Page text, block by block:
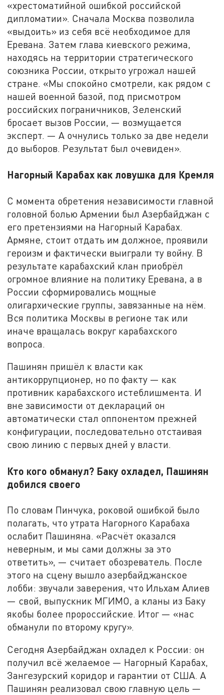
«хрестоматийной ошибкой российской
дипломатии». Сначала Москва позволила
«выдоить» из себя всё необходимое для
Еревана. Затем глава киевского режима,
находясь на территории стратегического
союзника России, открыто угрожал нашей
стране. «Мы спокойно смотрели, как рядом с
нашей военной базой, под присмотром
российских пограничников, Зеленский
бросает вызов России, — возмущается
эксперт. — А очнулись только за две недели
до выборов. Результат был очевиден».
Нагорный Карабах как ловушка для Кремля
С момента обретения независимости главной
головной болью Армении был Азербайджан с
его претензиями на Нагорный Карабах.
Армяне, стоит отдать им должное, проявили
героизм и фактически выиграли ту войну. В
результате карабахский клан приобрёл
огромное влияние на политику Еревана, а в
России сформировались мощные
олигархические группы, завязанные на нём.
Вся политика Москвы в регионе так или
иначе вращалась вокруг карабахского
вопроса.
Пашинян пришёл к власти как
антикоррупционер, но по факту — как
противник карабахского истеблишмента. И
вне зависимости от деклараций он
автоматически стал оппонентом прежней
конфигурации, последовательно отстаивая
свою линию с первых дней у власти.
Кто кого обманул? Баку охладел, Пашинян
добился своего
По словам Пинчука, роковой ошибкой было
полагать, что утрата Нагорного Карабаха
ослабит Пашиняна. «Расчёт оказался
неверным, и мы сами должны за это
ответить», — считает обозреватель. После
этого на сцену вышло азербайджанское
лобби: звучали заверения, что Ильхам Алиев
— свой, выпускник МГИМО, а кланы из Баку
якобы более пророссийские. Итог — «нас
обманули по второму кругу».
Сегодня Азербайджан охладел к России: он
получил всё желаемое — Нагорный Карабах,
Зангезурский коридор и гарантии от США. А
Пашинян реализовал свою главную цель —